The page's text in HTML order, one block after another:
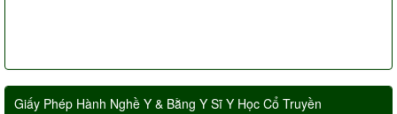
Giấy Phép Hành Nghề Y & Bằng Y Sĩ Y Học Cổ Truyền